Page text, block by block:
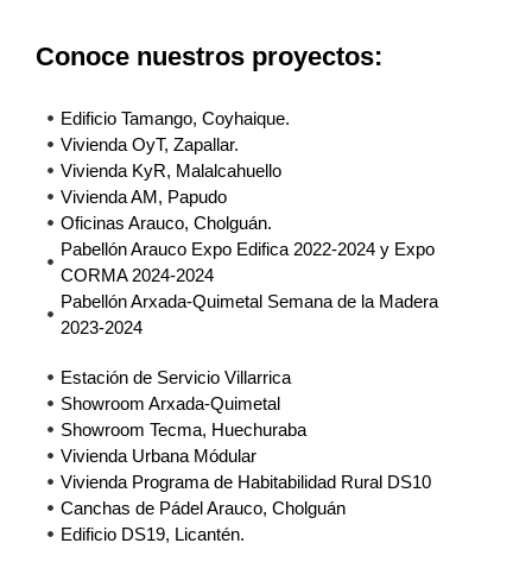
Conoce nuestros proyectos:
Edificio Tamango, Coyhaique.
Vivienda OyT, Zapallar.
Vivienda KyR, Malalcahuello
Vivienda AM, Papudo
Oficinas Arauco, Cholguán.
Pabellón Arauco Expo Edifica 2022-2024 y Expo
CORMA 2024-2024
Pabellón Arxada-Quimetal Semana de la Madera
2023-2024
Estación de Servicio Villarrica
Showroom Arxada-Quimetal
Showroom Tecma, Huechuraba
Vivienda Urbana Módular
Vivienda Programa de Habitabilidad Rural DS10
Canchas de Pádel Arauco, Cholguán
Edificio DS19, Licantén.